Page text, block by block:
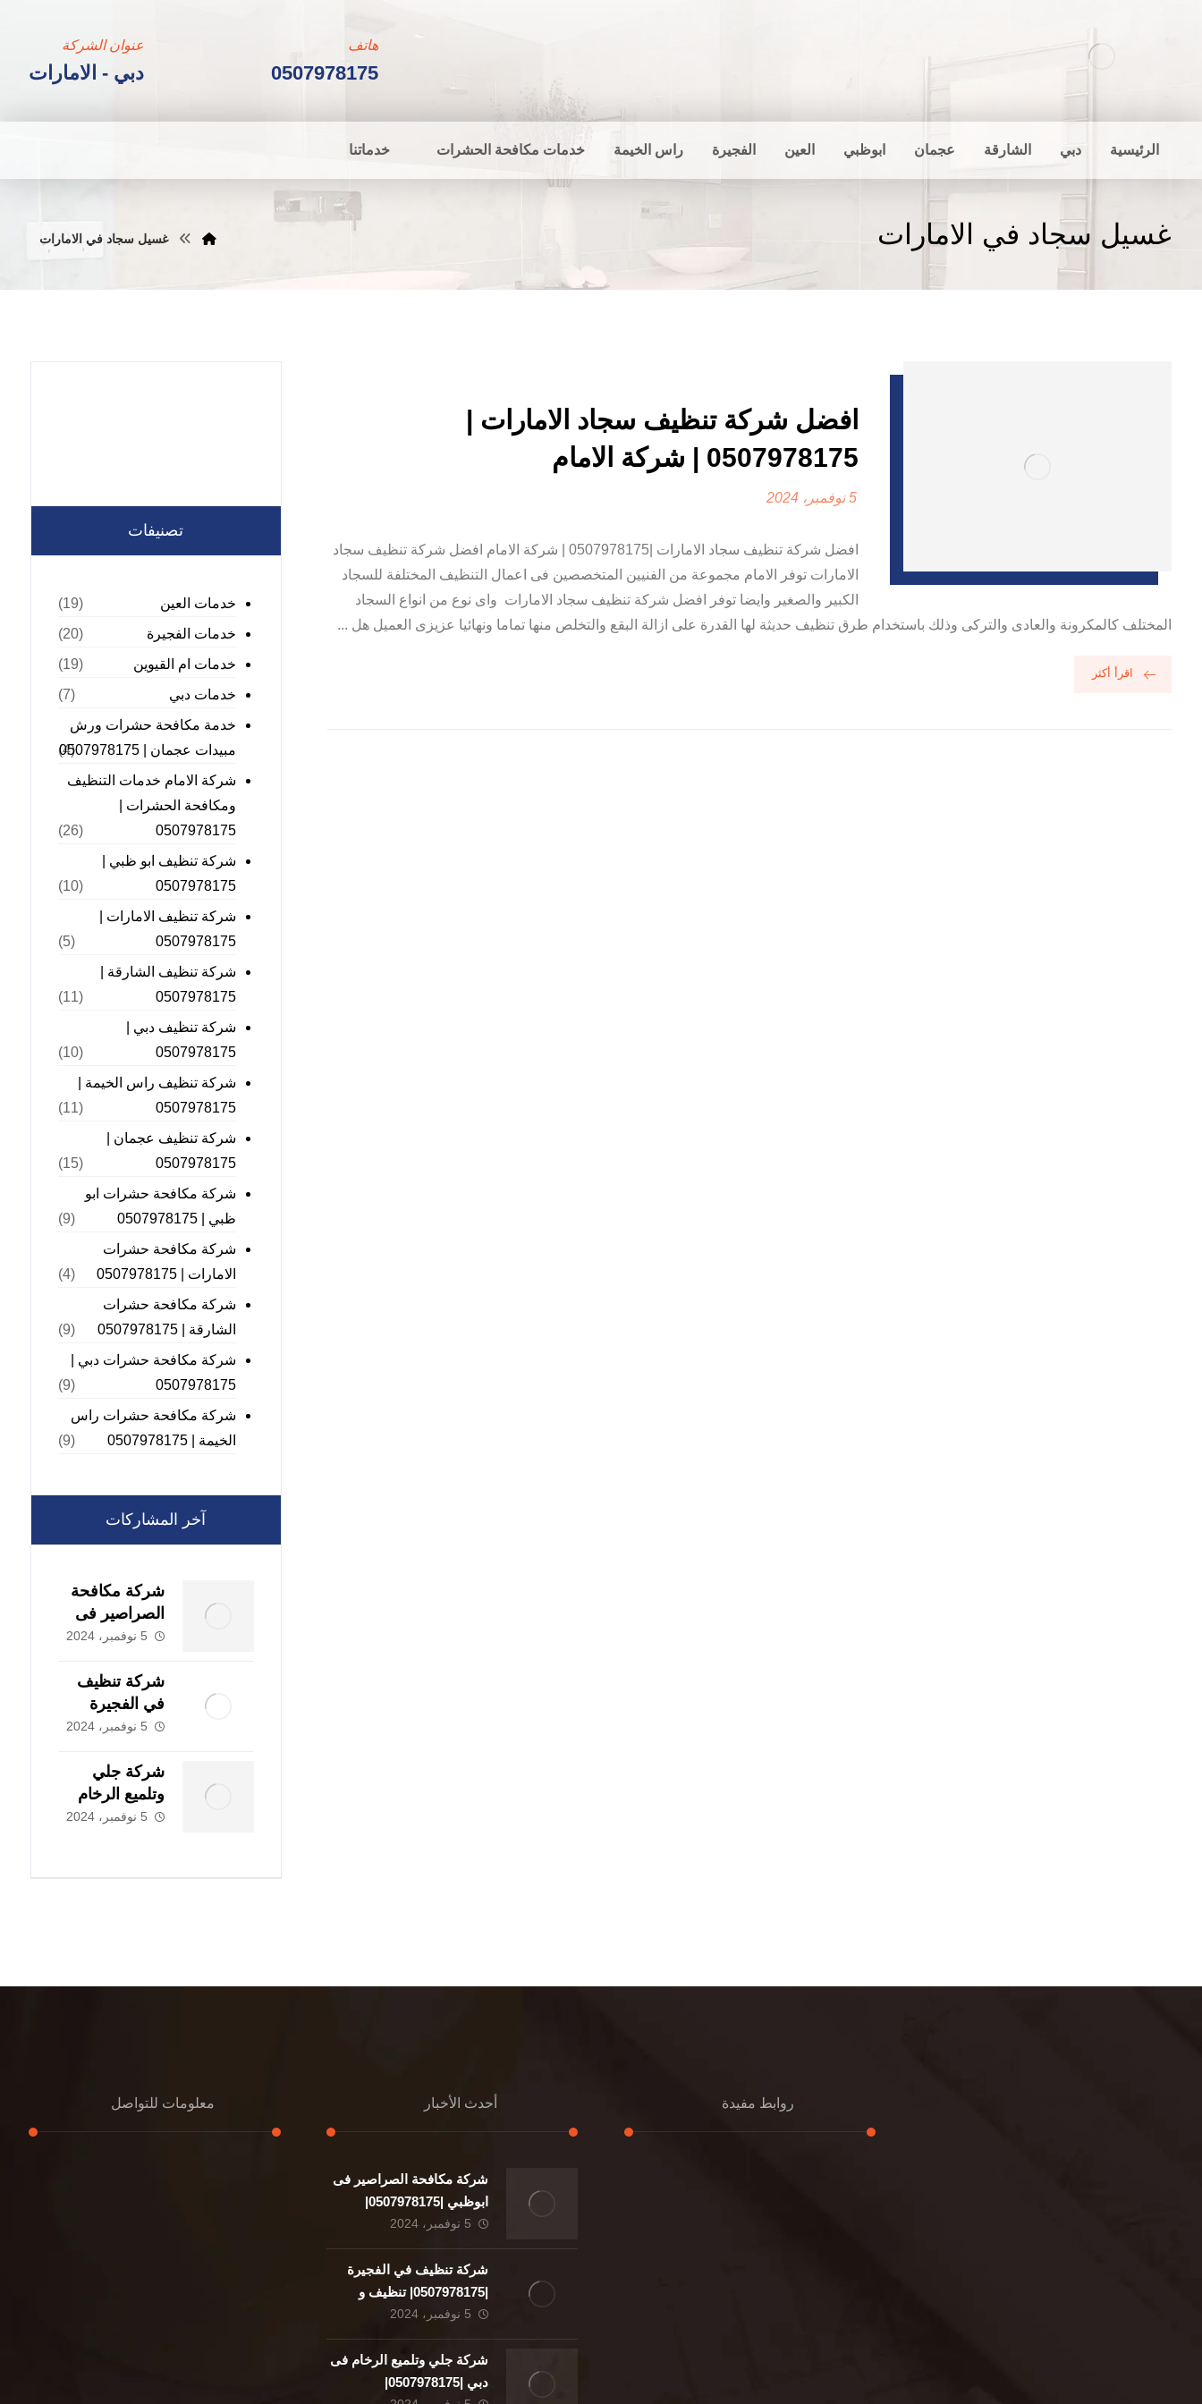
عنوان الشركة
دبي - الامارات
هاتف
0507978175
الرئيسية دبي الشارقة عجمان ابوظبي العين الفجيرة راس الخيمة خدمات مكافحة الحشرات خدماتنا
غسيل سجاد في الامارات غسيل سجاد في الامارات
افضل شركة تنظيف سجاد الامارات |
0507978175 | شركة الامام
5 نوفمبر، 2024
افضل شركة تنظيف سجاد الامارات |0507978175 | شركة الامام افضل شركة تنظيف سجاد
الامارات توفر الامام مجموعة من الفنيين المتخصصين فى اعمال التنظيف المختلفة للسجاد
الكبير والصغير وايضا توفر افضل شركة تنظيف سجاد الامارات واى نوع من انواع السجاد
المختلف كالمكرونة والعادى والتركى وذلك باستخدام طرق تنظيف حديثة لها القدرة على ازالة البقع والتخلص منها تماما ونهائيا عزيزى العميل هل ...
اقرأ أكثر
تصنيفات
خدمات العين
(19)
خدمات الفجيرة
(20)
خدمات ام القيوين
(19)
خدمات دبي
(7)
خدمة مكافحة حشرات ورش
مبيدات عجمان | 0507978175
(4)
شركة الامام خدمات التنظيف
ومكافحة الحشرات |
0507978175
(26)
شركة تنظيف ابو ظبي |
0507978175
(10)
شركة تنظيف الامارات |
0507978175
(5)
شركة تنظيف الشارقة |
0507978175
(11)
شركة تنظيف دبي |
0507978175
(10)
شركة تنظيف راس الخيمة |
0507978175
(11)
شركة تنظيف عجمان |
0507978175
(15)
شركة مكافحة حشرات ابو
ظبي | 0507978175
(9)
شركة مكافحة حشرات
الامارات | 0507978175
(4)
شركة مكافحة حشرات
الشارقة | 0507978175
(9)
شركة مكافحة حشرات دبي |
0507978175
(9)
شركة مكافحة حشرات راس
الخيمة | 0507978175
(9)
آخر المشاركات
شركة مكافحة
الصراصير فى
ابوظبي
5 نوفمبر، 2024
شركة تنظيف
في الفجيرة
|0507978175|
5 نوفمبر، 2024
شركة جلي
وتلميع الرخام
فى دبي
5 نوفمبر، 2024
روابط مفيدة أحدث الأخبار
شركة مكافحة الصراصير فى
ابوظبي |0507978175|
5 نوفمبر، 2024
شركة تنظيف في الفجيرة
|0507978175| تنظيف و
تطهير
5 نوفمبر، 2024
شركة جلي وتلميع الرخام فى
دبي |0507978175|
معلومات للتواصل